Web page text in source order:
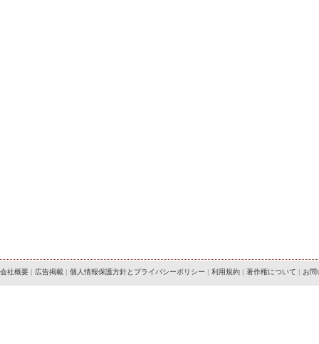
会社概要 | 広告掲載 | 個人情報保護方針とプライバシーポリシー | 利用規約 | 著作権について | お問